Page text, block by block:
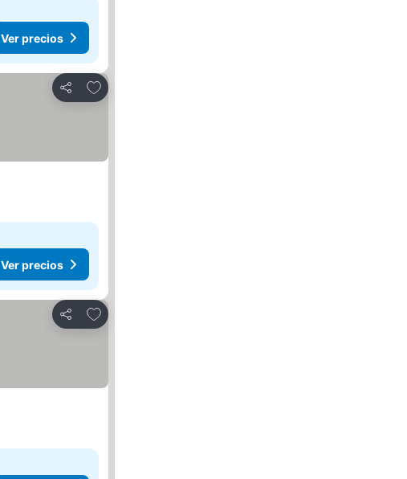
Ver precios
Compartir
Agregar a favoritos
Ver precios
Compartir
Agregar a favoritos